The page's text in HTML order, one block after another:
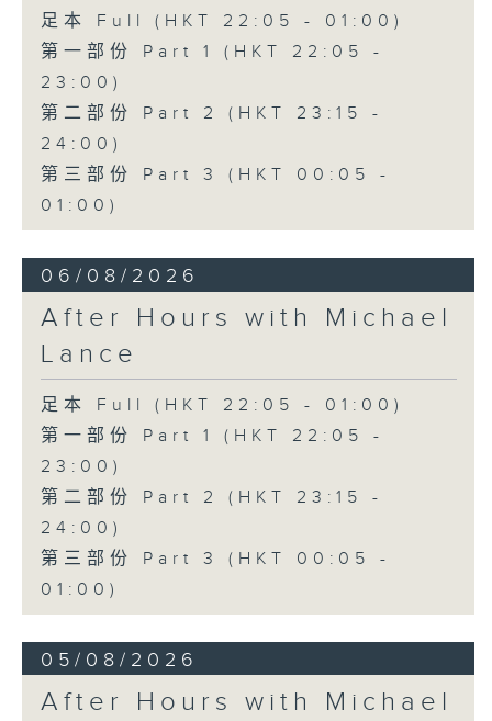
足本 Full (HKT 22:05 - 01:00)
第一部份 Part 1 (HKT 22:05 -
23:00)
第二部份 Part 2 (HKT 23:15 -
24:00)
第三部份 Part 3 (HKT 00:05 -
01:00)
06/08/2026
After Hours with Michael
Lance
足本 Full (HKT 22:05 - 01:00)
第一部份 Part 1 (HKT 22:05 -
23:00)
第二部份 Part 2 (HKT 23:15 -
24:00)
第三部份 Part 3 (HKT 00:05 -
01:00)
05/08/2026
After Hours with Michael